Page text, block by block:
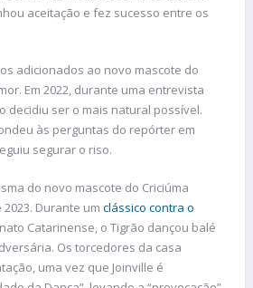
aceitação e fez sucesso entre os
adicionados ao novo mascote do
Em 2022, durante uma entrevista
decidiu ser o mais natural possível.
às perguntas do repórter em
segurar o riso.
do novo mascote do Criciúma
Durante um clássico contra o
Catarinense, o Tigrão dançou balé
Os torcedores da casa
uma vez que Joinville é